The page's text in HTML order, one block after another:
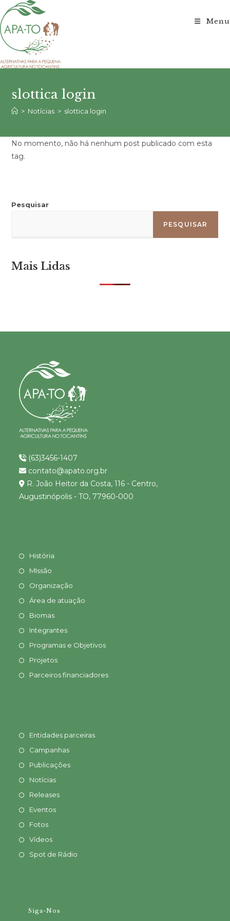
para
o
conteúdo
Menu
slottica login
> Notícias > slottica login
No momento, não há nenhum post publicado com esta
tag.
Pesquisar
PESQUISAR
Mais Lidas
(63)3456-1407
contato@apato.org.br
R. João Heitor da Costa, 116 - Centro,
Augustinópolis - TO, 77960-000
História
MIssão
Organização
Área de atuação
Biomas
Integrantes
Programas e Objetivos
Projetos
Parceiros financiadores
Entidades parceiras
Campanhas
Publicações
Notícias
Releases
Eventos
Fotos
Vídeos
Spot de Rádio
Siga-Nos